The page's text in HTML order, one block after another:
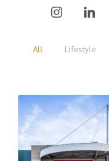
All Lifestyle